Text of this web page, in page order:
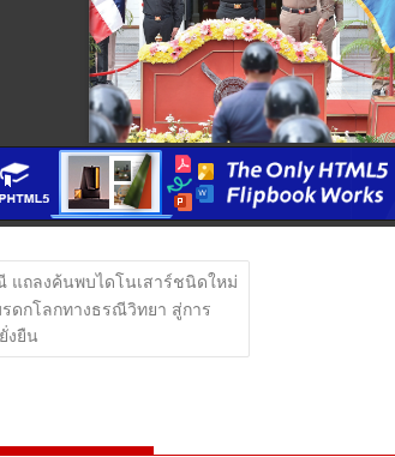
แถลงค้นพบไดโนเสาร์ชนิดใหม่
ดกโลกทางธรณีวิทยา สู่การ
งยืน